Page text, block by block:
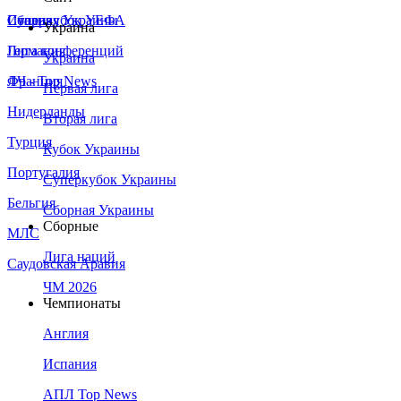
Сборная Украины
Италия
Германия
Франция
Нидерланды
Турция
Португалия
Бельгия
МЛС
Саудовская Аравия
Суперкубок УЕФА
Лига конференций
ЛЧ - Top News
Украина
Украина
Первая лига
Вторая лига
Кубок Украины
Суперкубок Украины
Сборная Украины
Сборные
Лига наций
ЧМ 2026
Чемпионаты
Англия
Испания
АПЛ Top News